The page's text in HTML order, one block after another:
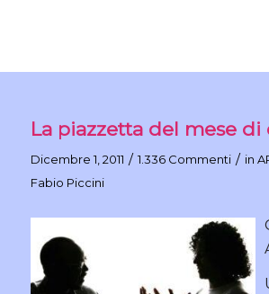
La piazzetta del mese
Dicembre 1, 2011 / 1.336 Commenti / in
Fabio Piccini